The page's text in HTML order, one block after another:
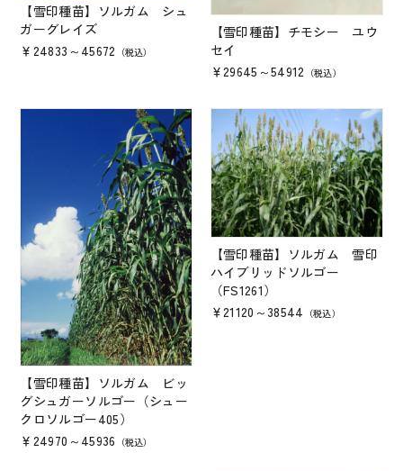
お問い合わせ
【雪印種苗】ソルガム シュ
ガーグレイズ
￥24833～45672 （税込）
【雪印種苗】チモシー ユウ
セイ
￥29645～54912 （税込）
【雪印種苗】ソルガム ビッ
グシュガーソルゴー（シュー
クロソルゴー405）
￥24970～45936 （税込）
【雪印種苗】ソルガム 雪印
ハイブリッドソルゴー
（FS1261）
￥21120～38544 （税込）